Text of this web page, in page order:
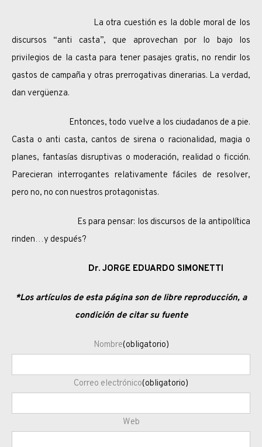
La otra cuestión es la doble moral de los
discursos “anti casta”, que aprovechan por lo bajo los
privilegios de la casta para tener pasajes gratis, no rendir los
gastos de campaña y otras prerrogativas dinerarias. La verdad,
dan vergüenza.
Entonces, todo vuelve a los ciudadanos de a pie.
Casta o anti casta, cantos de sirena o racionalidad, magia o
planes, fantasías disruptivas o moderación, realidad o ficción.
Parecieran interrogantes relativamente fáciles de resolver,
pero no, no con nuestros protagonistas.
Es para pensar: los discursos de la antipolítica
rinden…y después?
Dr. JORGE EDUARDO SIMONETTI
*Los artículos de esta página son de libre reproducción, a
condición de citar su fuente
Nombre(obligatorio)
Correo electrónico(obligatorio)
Web